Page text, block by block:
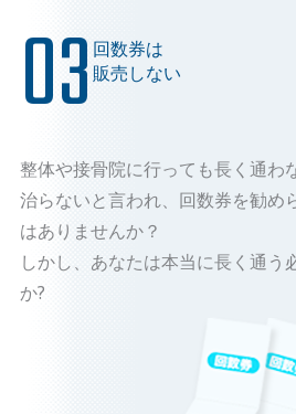
03 回数券は
販売しない
整体や接骨院に行っても長く通わ
治らないと言われ、回数券を勧め
はありませんか？
しかし、あなたは本当に長く通う
か?